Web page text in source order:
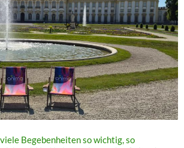
Begebenheiten so wichtig, so